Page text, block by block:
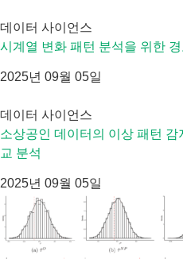
데이터 사이언스
시계열 변화 패턴 분석을 위한
2025년 09월 05일
데이터 사이언스
소상공인 데이터의 이상 패턴 감
교 분석
2025년 09월 05일